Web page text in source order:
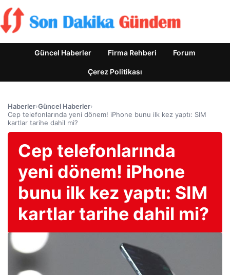
Güncel Haberler Firma Rehberi Forum
Çerez Politikası
Haberler›Güncel Haberler›
Cep telefonlarında yeni dönem! iPhone bunu ilk kez yaptı: SIM
kartlar tarihe dahil mi?
Cep telefonlarında
yeni dönem! iPhone
bunu ilk kez yaptı: SIM
kartlar tarihe dahil mi?